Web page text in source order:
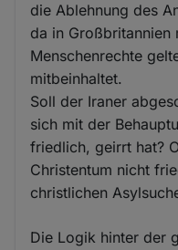
die Ablehnung des
da in Großbritannien
Menschenrechte
mitbeinhaltet.
Soll der Iraner
sich mit der
friedlich, geirrt hat?
Christentum nicht
christlichen
Die Logik hinter der